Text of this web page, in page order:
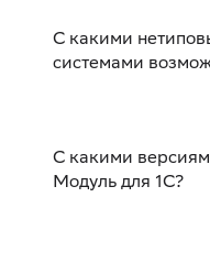
С какими
системами
С какими
Модуль для 1С?